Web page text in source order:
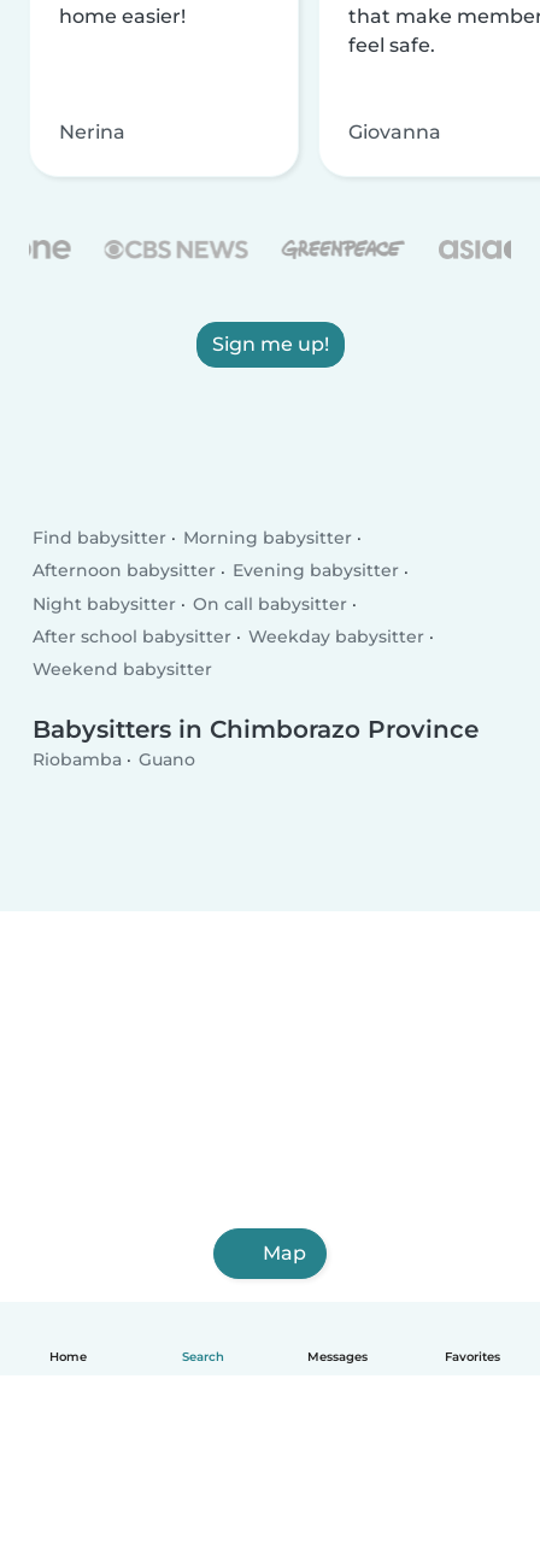
Home Search Messages Favorites
home easier!
Nerina
that make
feel safe.
Giovanna
Sign me up!
Find babysitter
Morning babysitter
Afternoon babysitter
Evening babysitter
Night babysitter
On call babysitter
After school babysitter
Weekday babysitter
Weekend babysitter
Babysitters in Chimborazo Province
Riobamba Guano
Map